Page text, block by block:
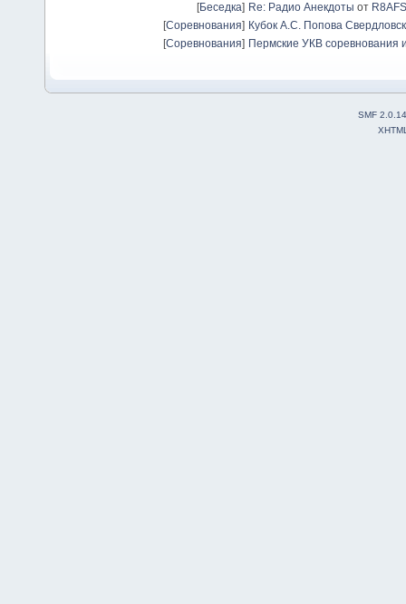
[Беседка] Re: Радио Анекдоты от R8AFS
[Соревнования] Кубок А.С. Попова
[Соревнования] Пермские УКВ соревнования
SMF 2.0.14